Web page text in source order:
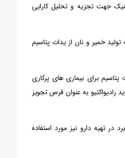
جهت تجزیه و تحلیل کارایی
خمیر و نان از یدات پتاسیم
برای بیماری های پرکاری
رادیواکتیو به عنوان قرص تجویز
در تهیه دارو نیز مورد استفاده